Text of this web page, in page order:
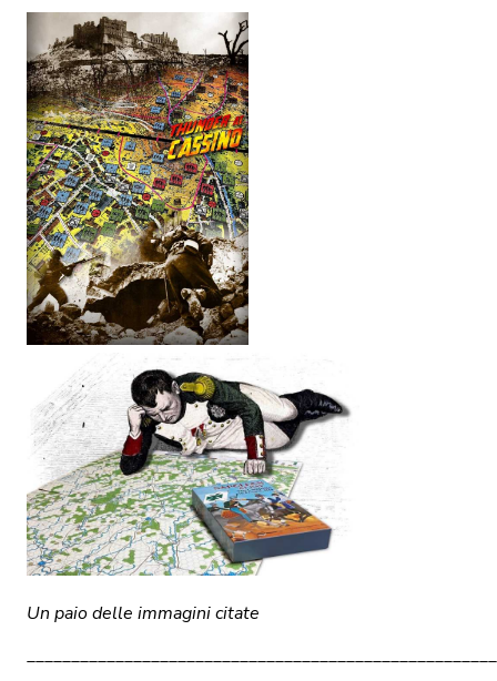
Un paio delle immagini citate